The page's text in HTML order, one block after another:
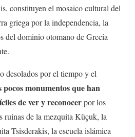
constituyen el mosaico cultural del
griega por la independencia, la
del dominio otomano de Grecia
desolados por el tiempo y el
pocos monumentos que han
de ver y reconocerpor los
ruinas de la mezquita Küçuk, la
Tsisderakis, la escuela islámica